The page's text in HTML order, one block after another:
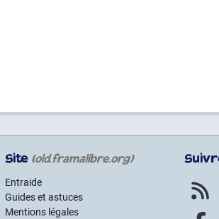
Site (old.framalibre.org)
Entraide
Guides et astuces
Mentions légales